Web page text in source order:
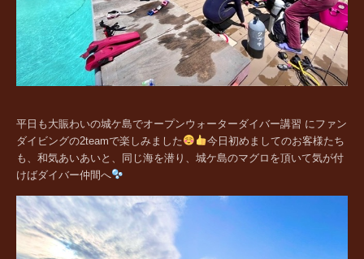
平日も大賑わいの城ケ島でオープンウォーターダイバー講習 にファン
ダイビングの2teamで楽しみました
今日初めましてのお客様たち
も、和気あいあいと、同じ海を潜り、城ケ島のマグロを頂いて気が付
けばダイバー仲間へ